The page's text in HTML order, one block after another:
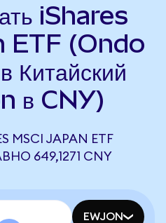
iShares
ETF (Ondo
в CNY)
MSCI JAPAN ETF
649,1271 CNY
EWJON